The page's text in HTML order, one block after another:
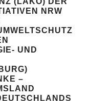
NRW
UND
–